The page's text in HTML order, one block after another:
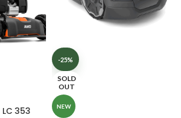
353
-25%
SOLD
OUT
NEW